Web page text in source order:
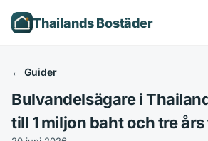
Thailands Bostäder
← Guider
Bulvandelsägare i
till 1 miljon baht och tre